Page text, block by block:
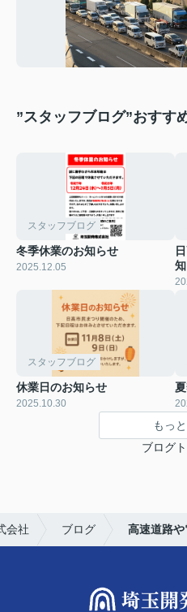
”スタッフブログ”おすす
スタッフブログ
冬季休業のお知らせ
2025.12.05
スタッフブログ
休業日のお知らせ
2025.10.30
もっ
ブログ
会社 ブログ 高速道路